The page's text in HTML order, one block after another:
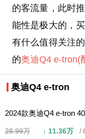
的客流量，此时
能性是极大的，
有什么值得关注
的奥迪Q4 e-tron(
奥迪Q4 e-tron
2024款奥迪Q4 e-tron
28.99万 ↓ 11.36万